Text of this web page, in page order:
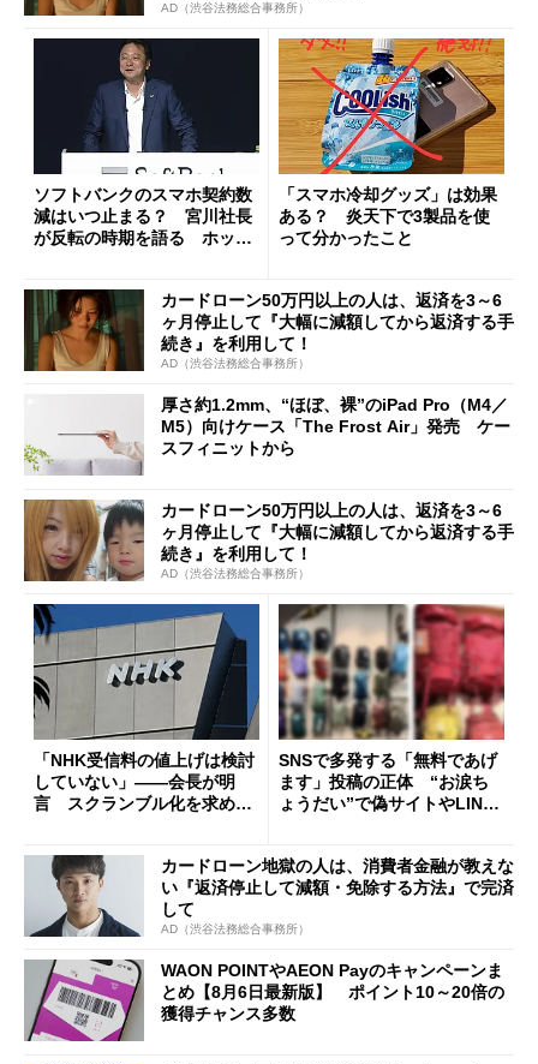
AD（渋谷法務総合事務所）
ソフトバンクのスマホ契約数
減はいつ止まる？ 宮川社長
が反転の時期を語る ホッピ
「スマホ冷却グッズ」は効果
ある？ 炎天下で3製品を使
って分かったこと
カードローン50万円以上の人は、返済を3～6
ヶ月停止して『大幅に減額してから返済する手
続き』を利用して！
AD（渋谷法務総合事務所）
厚さ約1.2mm、“ほぼ、裸”のiPad Pro（M4／
M5）向けケース「The Frost Air」発売 ケー
スフィニットから
カードローン50万円以上の人は、返済を3～6
ヶ月停止して『大幅に減額してから返済する手
続き』を利用して！
AD（渋谷法務総合事務所）
「NHK受信料の値上げは検討
していない」――会長が明
言 スクランブル化を求める
SNSで多発する「無料であげ
ます」投稿の正体 “お涙ち
ょうだい”で偽サイトやLINE
カードローン地獄の人は、消費者金融が教えな
い『返済停止して減額・免除する方法』で完済
して
AD（渋谷法務総合事務所）
WAON POINTやAEON Payのキャンペーンま
とめ【8月6日最新版】 ポイント10～20倍の
獲得チャンス多数